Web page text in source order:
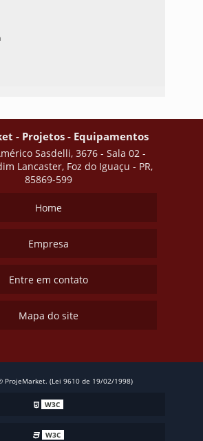
- Projetos - Equipamentos
Sasdelli, 3676 - Sala 02 -
Lancaster, Foz do Iguaçu - PR,
85869-599
Home
Empresa
Entre em contato
Mapa do site
ProjeMarket. (Lei 9610 de 19/02/1998)
W3C
W3C